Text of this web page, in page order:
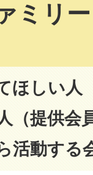
ミリ
ほしい人
（提供会
活動する